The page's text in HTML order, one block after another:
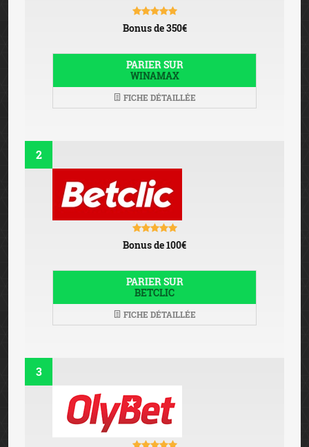
Bonus de 350€
PARIER SUR
WINAMAX
FICHE DÉTAILLÉE
2
Bonus de 100€
PARIER SUR
BETCLIC
FICHE DÉTAILLÉE
3